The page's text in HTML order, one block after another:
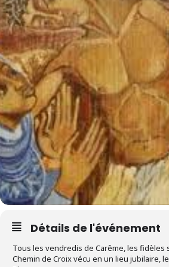
Détails de l'événement
Tous les vendredis de Carême, les fidèles
Chemin de Croix vécu en un lieu jubilaire,